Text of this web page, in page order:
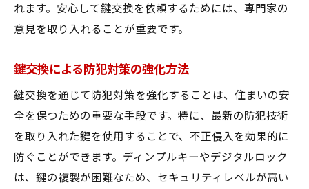
上
安全な暮らしを実現する鍵交換サービスの選び
鍵交換業者を選ぶ際のチェックポイント
安全性を重視した鍵交換サービスの選び方
鍵交換で考慮すべきセキュリティ要素
信頼できる鍵交換業者を見つける方法
れます。安心して鍵交換を依頼するためには、専門家の
意見を取り入れることが重要です。
鍵交換による防犯対策の強化方法
鍵交換を通じて防犯対策を強化することは、住まいの安
全を保つための重要な手段です。特に、最新の防犯技術
を取り入れた鍵を使用することで、不正侵入を効果的に
防ぐことができます。ディンプルキーやデジタルロック
は、鍵の複製が困難なため、セキュリティレベルが高い